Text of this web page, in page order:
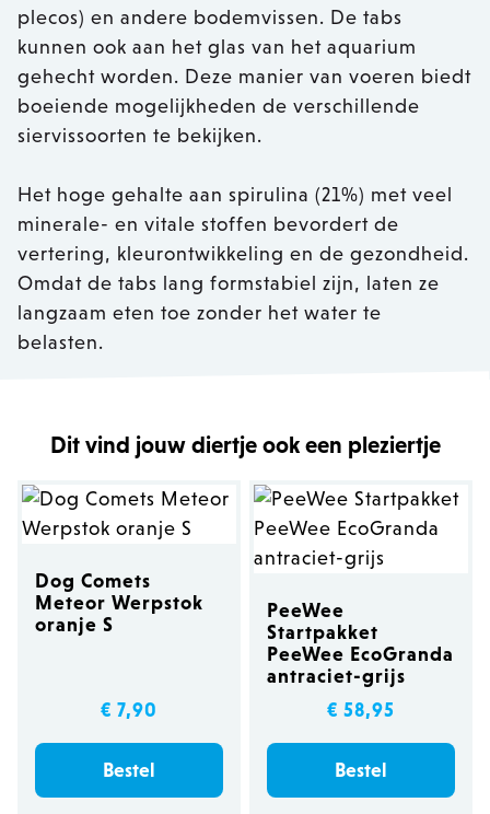
plecos) en andere bodemvissen. De tabs
kunnen ook aan het glas van het aquarium
gehecht worden. Deze manier van voeren biedt
boeiende mogelijkheden de verschillende
siervissoorten te bekijken.
Het hoge gehalte aan spirulina (21%) met veel
minerale- en vitale stoffen bevordert de
vertering, kleurontwikkeling en de gezondheid.
Omdat de tabs lang formstabiel zijn, laten ze
langzaam eten toe zonder het water te
belasten.
Dit vind jouw diertje ook een pleziertje
Dog Comets
Meteor Werpstok
oranje S
€ 7,90
Bestel
PeeWee
Startpakket
PeeWee EcoGranda
antraciet-grijs
€ 58,95
Bestel